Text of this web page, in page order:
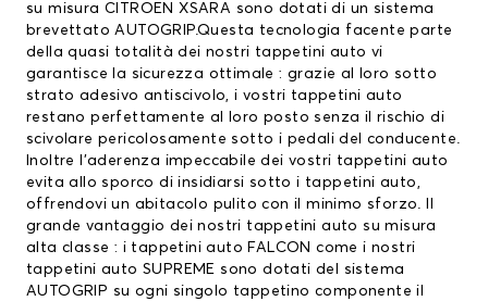
su misura CITROEN XSARA sono dotati di un sistema
brevettato AUTOGRIP.Questa tecnologia facente parte
della quasi totalità dei nostri tappetini auto vi
garantisce la sicurezza ottimale : grazie al loro sotto
strato adesivo antiscivolo, i vostri tappetini auto
restano perfettamente al loro posto senza il rischio di
scivolare pericolosamente sotto i pedali del conducente.
Inoltre l’aderenza impeccabile dei vostri tappetini auto
evita allo sporco di insidiarsi sotto i tappetini auto,
offrendovi un abitacolo pulito con il minimo sforzo. Il
grande vantaggio dei nostri tappetini auto su misura
alta classe : i tappetini auto FALCON come i nostri
tappetini auto SUPREME sono dotati del sistema
AUTOGRIP su ogni singolo tappetino componente il